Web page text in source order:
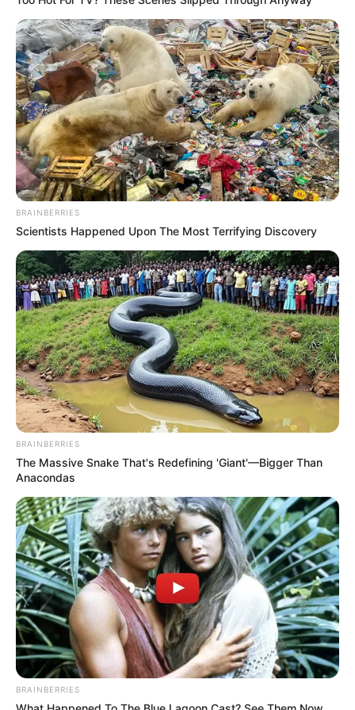
Foto: Revista Artesanato
A cola quente, tida como a melhorcola para
feltro, é o adesivo curinga no mundo do
artesanato, pois cola instantaneamente vários
materiais, como tecido, EVA, renda, plástico e
acrílico.
Vantagens
Possui ótima aderência em superfícies
porosas, como na cortiça e no feltro.
A secagem é instantânea.
Não perde a propriedade adesiva com o
passar do tempo.
Pode ser usada em praticamente todos os
tipos de materiais.
Pode substituir a tradicional costura em
peças de tecido temporárias.
Desvantagens
BRAINBERRIES
Scientists Happened Upon The Most Terrifying Discovery
BRAINBERRIES
The Massive Snake That's Redefining 'Giant'—Bigger Than
Anacondas
BRAINBERRIES